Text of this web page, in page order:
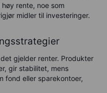
rente, noe som
midler til investeringer.
gjelder renter. Produkter
gir stabilitet, mens
fond eller sparekontoer,